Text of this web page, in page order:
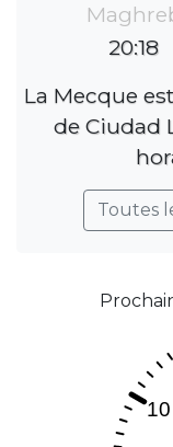
20:18
La Mecque
de Ciudad
Toutes